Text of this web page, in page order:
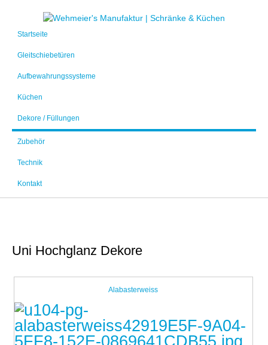
Startseite
Gleitschiebetüren
Aufbewahrungssysteme
Küchen
Dekore / Füllungen
Zubehör
Technik
Kontakt
Uni Hochglanz Dekore
Alabasterweiss